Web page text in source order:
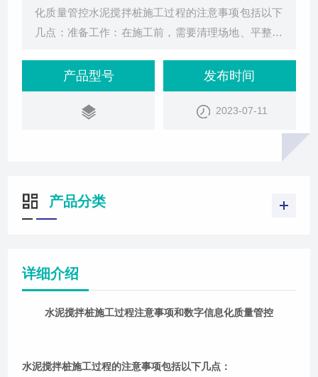
化质量管控水泥搅拌桩施工过程的注意事项包括以下
几点：准备工作：在施工前，需要清理场地、平整地
拌桩机的状况和设备是否齐全，确保设备能够正常运
转。水泥浆液的制备：水泥浆液的配合比和水泥质量
对搅拌桩的施工质量有重要影响。在制备水泥浆液
时，需要根据设计要求进行配合比，并严格控制水泥
产品型号 发布时间
2023-07-11
产品分类
详细介绍
水泥搅拌桩施工过程注意事项和数字信息化质量管控
水泥搅拌桩施工过程的注意事项包括以下几点：